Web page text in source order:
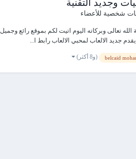
شخصية للأعضاء
تعالى وبركاته اليوم اتيت لكم بموقع رائع
جديد الالعاب لمحبي الالعاب رابط ا...
belcaid (و8 أكثر)